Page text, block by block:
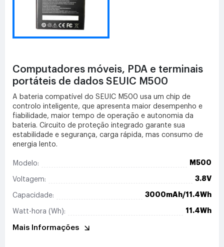
Computadores móveis, PDA e terminais
portáteis de dados SEUIC M500
A bateria compatível do SEUIC M500 usa um chip de
controlo inteligente, que apresenta maior desempenho e
fiabilidade, maior tempo de operação e autonomia da
bateria. Circuito de proteção integrado garante sua
estabilidade e segurança, carga rápida, mas consumo de
energia lento.
Modelo: M500
Voltagem: 3.8V
Capacidade: 3000mAh/11.4Wh
Watt-hora (Wh): 11.4Wh
Mais Informações